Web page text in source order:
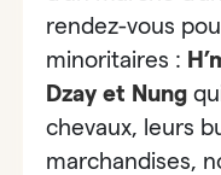
rendez-vous
minoritaires :
Dzay et Nung
chevaux, leurs
marchandises,